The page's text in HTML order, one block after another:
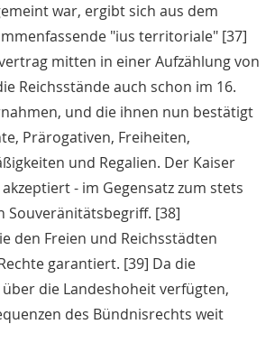
war, ergibt sich aus dem
"ius territoriale" [37]
mitten in einer Aufzählung von
Reichsstände auch schon im 16.
und die ihnen nun bestätigt
Prärogativen, Freiheiten,
und Regalien. Der Kaiser
- im Gegensatz zum stets
Souveränitätsbegriff. [38]
den Freien und Reichsstädten
garantiert. [39] Da die
die Landeshoheit verfügten,
des Bündnisrechts weit